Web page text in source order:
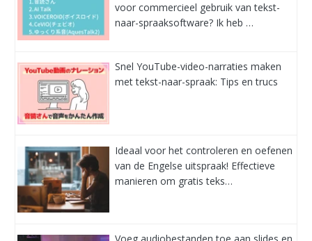
voor commercieel gebruik van tekst-
naar-spraaksoftware? Ik heb …
Snel YouTube-video-narraties maken
met tekst-naar-spraak: Tips en trucs
Ideaal voor het controleren en oefenen
van de Engelse uitspraak! Effectieve
manieren om gratis teks…